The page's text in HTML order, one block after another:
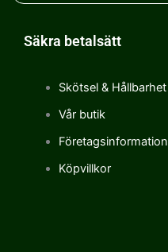
Säkra betalsätt
Skötsel & Hållbarhet
Vår butik
Företagsinformation
Köpvillkor